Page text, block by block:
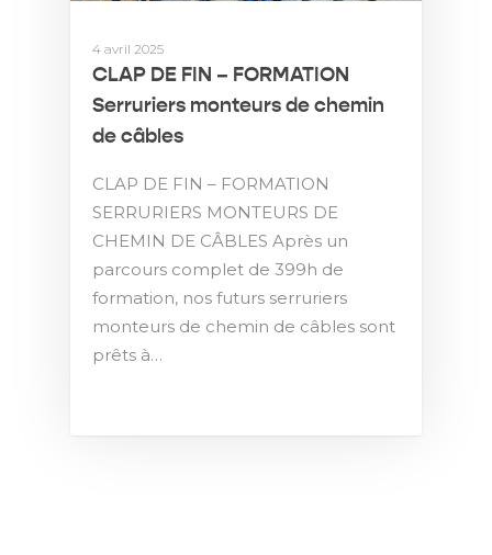
4 avril 2025
CLAP DE FIN – FORMATION
Serruriers monteurs de chemin
de câbles
CLAP DE FIN – FORMATION
SERRURIERS MONTEURS DE
CHEMIN DE CÂBLES Après un
parcours complet de 399h de
formation, nos futurs serruriers
monteurs de chemin de câbles sont
prêts à…